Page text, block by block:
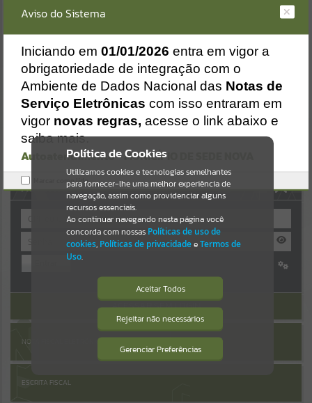
Resultados para ""
Portais
Por favor, aguarde...
NOTÍCIAS
Por favor, aguarde...
SUBPORTAIS
Por favor, aguarde...
AUTOATENDIMENTO
ACESSAR SEM LOGIN
NOTA FISCAL ELETRÔNICA
ESCRITA FISCAL
Política de Cookies
Utilizamos cookies e tecnologias semelhantes
para fornecer-lhe uma melhor experiência de
navegação, assim como providenciar alguns
recursos essenciais.
Ao continuar navegando nesta página você
concorda com nossas Políticas de uso de
cookies, Políticas de privacidadeeTermos de
Uso.
Aceitar Todos
Rejeitar não necessários
Gerenciar Preferências
Isto significa que diversos recursos
providenciados poderão não estar
Aviso do Sistema
Iniciando em 01/01/2026 entra em vigor a
obrigatoriedade de integração com o
Ambiente de Dados Nacional das Notas de
Serviço Eletrônicas com isso entraram em
vigor novas regras, acesse o link abaixo e
saiba mais.
Autoatendimento - MUNICÍPIO DE SEDE NOVA
Marcar como lido.
Erro
Gerenciamento do Sistema
CÓDIGO DA MENSAGEM:
Ocorreu um erro de script:
Uncaught SyntaxError: Unexpected token '('
https://sedenova.atende.net/cidadao/pagina/static/bundle/wpo_ind
ex_2_base_l2_portal_editores_sync_6de0bedb15d62c1fa540950cf47
3a6b3.js?v=63b9b63a:47
Verificar Mais Detalhes